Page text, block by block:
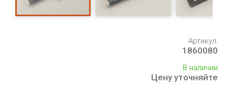
Артикул:
1860080
В наличии
Цену уточняйте